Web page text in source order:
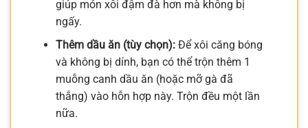
giúp món xôi đậm đà hơn mà không bị
ngấy.
Thêm dầu ăn (tùy chọn):Để xôi căng bóng
và không bị dính, bạn có thể trộn thêm 1
muỗng canh dầu ăn (hoặc mỡ gà đã
thắng) vào hỗn hợp này. Trộn đều một lần
nữa.